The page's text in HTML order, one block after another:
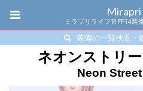
ミラプリライフ👗FF14装
装備の一覧検索・
ネオンストリ
Neon